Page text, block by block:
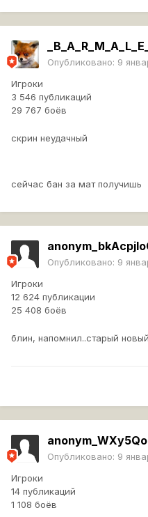
Опубликовано: 9
Игроки
3 546 публикаций
29 767 боёв
скрин неудачный
сейчас бан за мат получишь
Опубликовано: 9
Игроки
12 624 публикации
25 408 боёв
блин, напомнил..старый
Опубликовано: 9
Игроки
14 публикаций
1 108 боёв